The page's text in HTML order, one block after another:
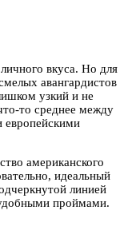
вкуса. Но для
авангардистов
узкий и не
то среднее между
американского
идеальный
линией
проймами.